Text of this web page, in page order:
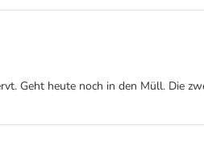
Geht heute noch in den Müll. Die